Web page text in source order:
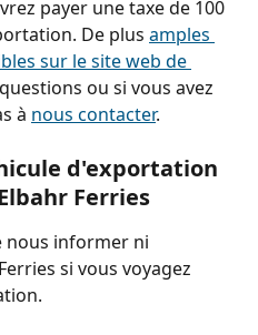
payer une taxe de 100
De plus amples
sur le site web de
ou si vous avez
à nous contacter.
d'exportation
Ferries
nous informer ni
si vous voyagez